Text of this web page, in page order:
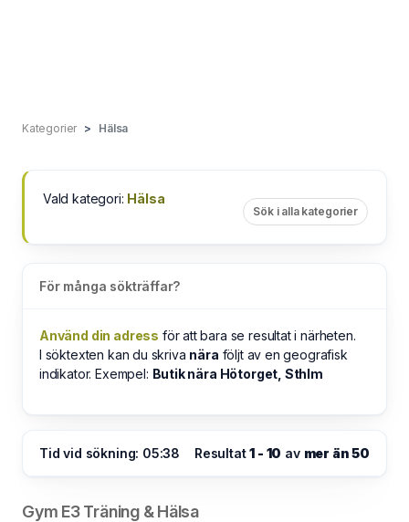
Kategorier Hälsa
Vald kategori: Hälsa
Sök i alla kategorier
För många sökträffar?
Använd din adress för att bara se resultat i närheten.
I söktexten kan du skriva nära följt av en geografisk
indikator. Exempel: Butik nära Hötorget, Sthlm
Tid vid sökning: 05:38 Resultat1 - 10 av mer än 50
Gym E3 Träning & Hälsa